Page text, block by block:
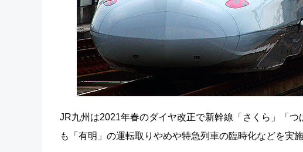
JR九州は2021年春のダイヤ改正で新幹線「さくら」「
も「有明」の運転取りやめや特急列車の臨時化などを実施